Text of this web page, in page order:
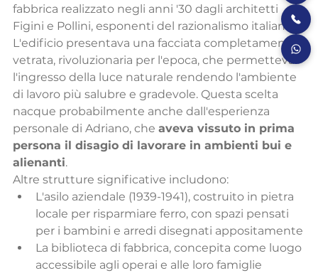
fabbrica realizzato negli anni '30 dagli architetti
Figini e Pollini, esponenti del razionalismo italiano.
L'edificio presentava una facciata completamente
vetrata, rivoluzionaria per l'epoca, che permetteva
l'ingresso della luce naturale rendendo l'ambiente
di lavoro più salubre e gradevole. Questa scelta
nacque probabilmente anche dall'esperienza
personale di Adriano, che aveva vissuto in prima
persona il disagio di lavorare in ambienti bui e
alienanti.
Altre strutture significative includono:
L'asilo aziendale (1939-1941), costruito in pietra
locale per risparmiare ferro, con spazi pensati
per i bambini e arredi disegnati appositamente
La biblioteca di fabbrica, concepita come luogo
accessibile agli operai e alle loro famiglie